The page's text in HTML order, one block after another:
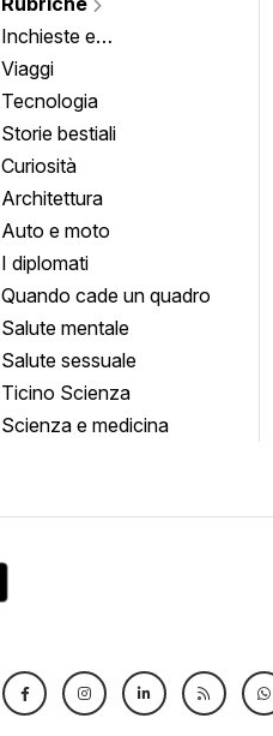
Inchieste e
approfondimenti
Viaggi
Tecnologia
Storie bestiali
Curiosità
Architettura
Auto e moto
I diplomati
Quando cade un quadro
Salute mentale
Salute sessuale
Ticino Scienza
Scienza e medicina